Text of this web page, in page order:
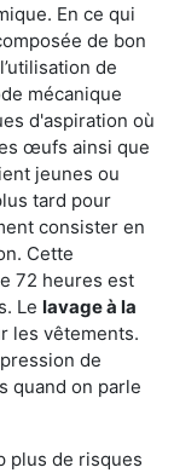
En ce qui
de bon
de
mécanique
d'aspiration où
œufs ainsi que
jeunes ou
tard pour
consister en
Cette
72 heures est
Le lavage à la
les vêtements.
de
quand on parle
plus de risques